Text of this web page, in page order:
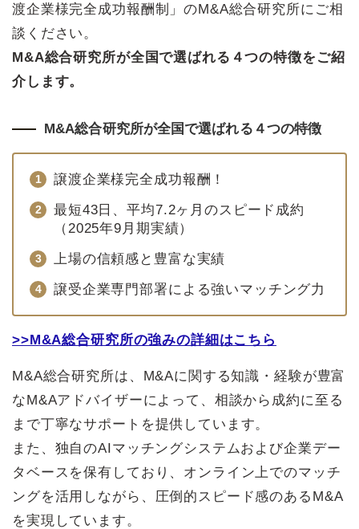
渡企業様完全成功報酬制」のM&A総合研究所にご相
談ください。
M&A総合研究所が全国で選ばれる４つの特徴をご紹
介します。
M&A総合研究所が全国で選ばれる４つの特徴
譲渡企業様完全成功報酬！
最短43日、平均7.2ヶ月のスピード成約
（2025年9月期実績）
上場の信頼感と豊富な実績
譲受企業専門部署による強いマッチング力
>>M&A総合研究所の強みの詳細はこちら
M&A総合研究所は、M&Aに関する知識・経験が豊富
なM&Aアドバイザーによって、相談から成約に至る
まで丁寧なサポートを提供しています。
また、独自のAIマッチングシステムおよび企業デー
タベースを保有しており、オンライン上でのマッチ
ングを活用しながら、圧倒的スピード感のあるM&A
を実現しています。